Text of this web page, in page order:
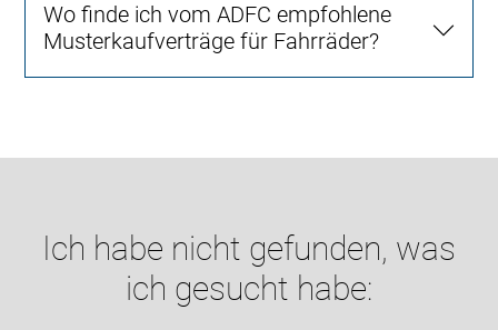
Wo finde ich vom ADFC empfohlene
Musterkaufverträge für Fahrräder?
Ich habe nicht gefunden, was
ich gesucht habe: